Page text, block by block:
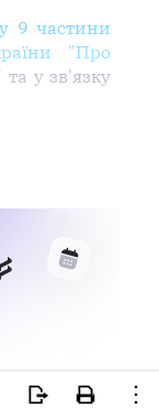
9 частини
"Про
та у зв'язку